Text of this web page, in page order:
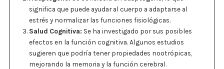
significa que puede ayudar al cuerpo a adaptarse al
estrés y normalizar las funciones fisiológicas.
Salud Cognitiva: Se ha investigado por sus posibles
efectos en la función cognitiva. Algunos estudios
sugieren que podría tener propiedades nootrópicas,
mejorando la memoria y la función cerebral.